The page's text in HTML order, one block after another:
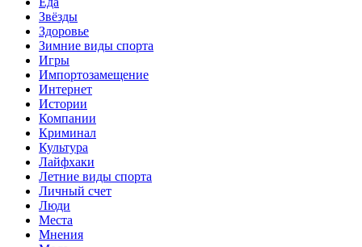
Звёзды
Здоровье
Зимние виды спорта
Игры
Импортозамещение
Интернет
Истории
Компании
Криминал
Культура
Лайфхаки
Летние виды спорта
Личный счет
Люди
Места
Мнения